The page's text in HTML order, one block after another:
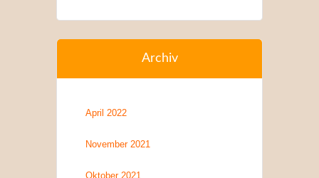
Archiv
April 2022
November 2021
Oktober 2021